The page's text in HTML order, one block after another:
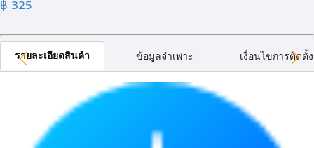
฿ 325
รายละเอียดสินค้า ข้อมูลจำเพาะ เงื่อนไขการติดตั้ง